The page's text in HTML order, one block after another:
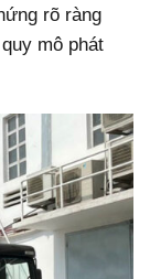
rõ ràng
mô phát